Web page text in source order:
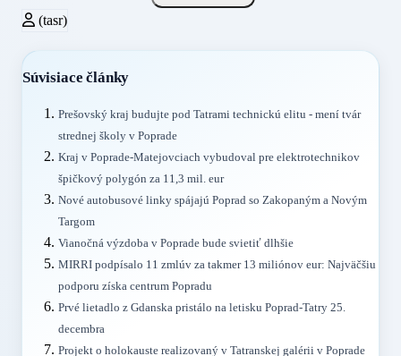
(tasr)
Súvisiace články
Prešovský kraj budujte pod Tatrami technickú elitu - mení tvár
strednej školy v Poprade
Kraj v Poprade-Matejovciach vybudoval pre elektrotechnikov
špičkový polygón za 11,3 mil. eur
Nové autobusové linky spájajú Poprad so Zakopaným a Novým
Targom
Vianočná výzdoba v Poprade bude svietiť dlhšie
MIRRI podpísalo 11 zmlúv za takmer 13 miliónov eur: Najväčšiu
podporu získa centrum Popradu
Prvé lietadlo z Gdanska pristálo na letisku Poprad-Tatry 25.
decembra
Projekt o holokauste realizovaný v Tatranskej galérii v Poprade